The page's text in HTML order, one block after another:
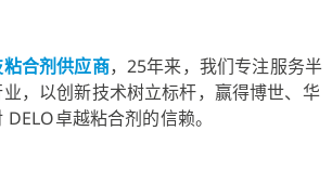
合剂供应商，25年来，我们专注服务半
，以创新技术树立标杆，赢得博世、华
卓越粘合剂的信赖。